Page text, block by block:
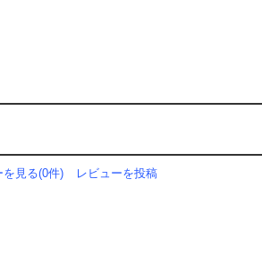
を見る(0件) レビューを投稿